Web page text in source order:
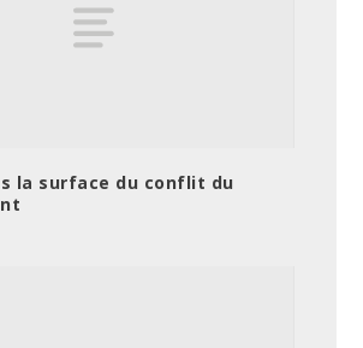
la surface du conflit du